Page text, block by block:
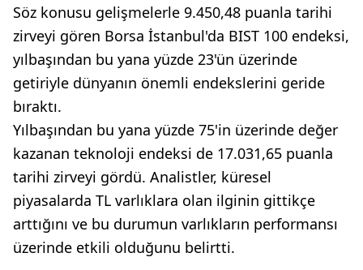
Söz konusu gelişmelerle 9.450,48 puanla tarihi
zirveyi gören Borsa İstanbul'da BIST 100 endeksi,
yılbaşından bu yana yüzde 23'ün üzerinde
getiriyle dünyanın önemli endekslerini geride
bıraktı.
Yılbaşından bu yana yüzde 75'in üzerinde değer
kazanan teknoloji endeksi de 17.031,65 puanla
tarihi zirveyi gördü. Analistler, küresel
piyasalarda TL varlıklara olan ilginin gittikçe
arttığını ve bu durumun varlıkların performansı
üzerinde etkili olduğunu belirtti.